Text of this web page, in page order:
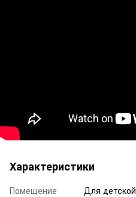
Характеристики
Помещение Для детской